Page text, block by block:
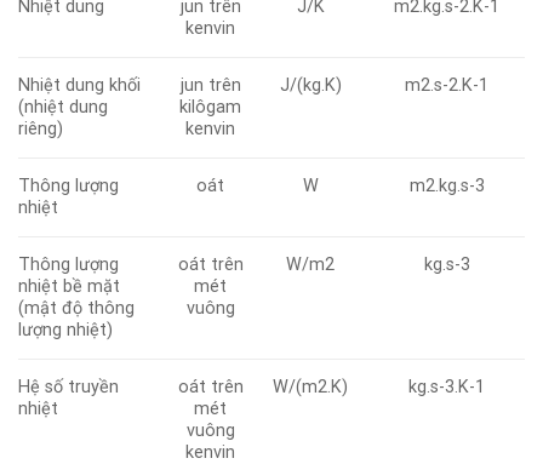
Nhiệt dung
jun trên
kenvin
J/K m2.kg.s-2.K-1
Nhiệt dung khối
(nhiệt dung
riêng)
jun trên
kilôgam
kenvin
J/(kg.K) m2.s-2.K-1
Thông lượng
nhiệt
oát W m2.kg.s-3
Thông lượng
nhiệt bề mặt
(mật độ thông
lượng nhiệt)
oát trên
mét
vuông
W/m2 kg.s-3
Hệ số truyền
nhiệt
oát trên
mét
vuông
kenvin
W/(m2.K) kg.s-3.K-1